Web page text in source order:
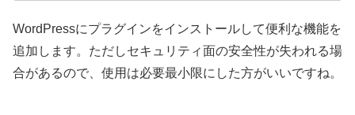
WordPressにプラグインをインストールして便利な機能を
追加します。ただしセキュリティ面の安全性が失われる場
合があるので、使用は必要最小限にした方がいいですね。